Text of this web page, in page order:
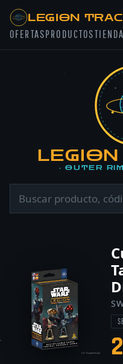
LEGION
OFERTASPRODUCTOS
· OUTER